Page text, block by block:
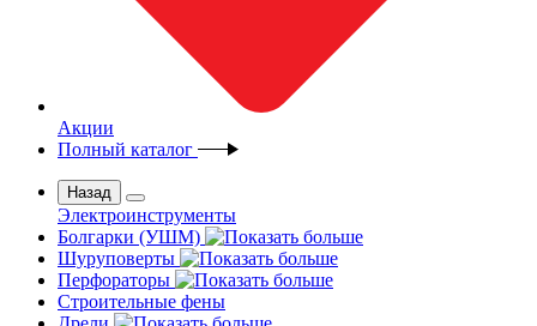
Акции
Полный каталог
Назад
Электроинструменты
Болгарки (УШМ)
Шуруповерты
Перфораторы
Строительные фены